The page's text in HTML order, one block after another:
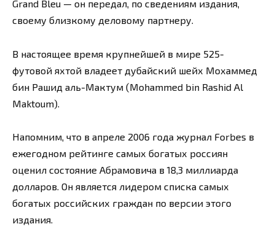
Grand Bleu — он передал, по сведениям издания,
своему близкому деловому партнеру.
В настоящее время крупнейшей в мире 525-
футовой яхтой владеет дубайский шейх Мохаммед
бин Рашид аль-Мактум (Mohammed bin Rashid Al
Maktoum).
Напомним, что в апреле 2006 года журнал Forbes в
ежегодном рейтинге самых богатых россиян
оценил состояние Абрамовича в 18,3 миллиарда
долларов. Он является лидером списка самых
богатых российских граждан по версии этого
издания.